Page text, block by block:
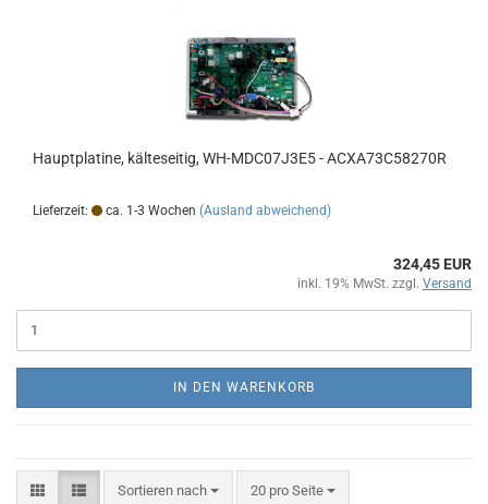
Hauptplatine, kälteseitig, WH-MDC07J3E5 - ACXA73C58270R
Lieferzeit: ca. 1-3 Wochen (Ausland abweichend)
324,45 EUR
inkl. 19% MwSt. zzgl. Versand
IN DEN WARENKORB
Sortieren nach
Sortieren nach 20 pro Seite
pro Seite